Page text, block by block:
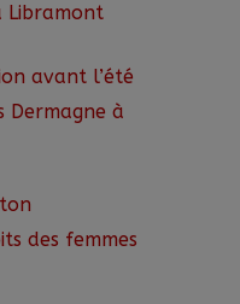
Libramont
avant l’été
Dermagne à
des femmes